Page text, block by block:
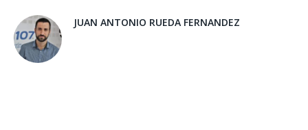
JUAN ANTONIO RUEDA FERNANDEZ